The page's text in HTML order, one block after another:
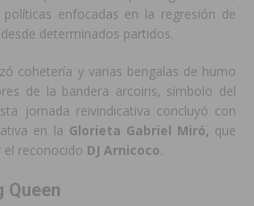
enfocadas en la regresión de
determinados partidos.
cohetería y varias bengalas de humo
de la bandera arcoiris, símbolo del
jornada reivindicativa concluyó con
en la Glorieta Gabriel Miró, que
el reconocido DJ Arnicoco.
Queen